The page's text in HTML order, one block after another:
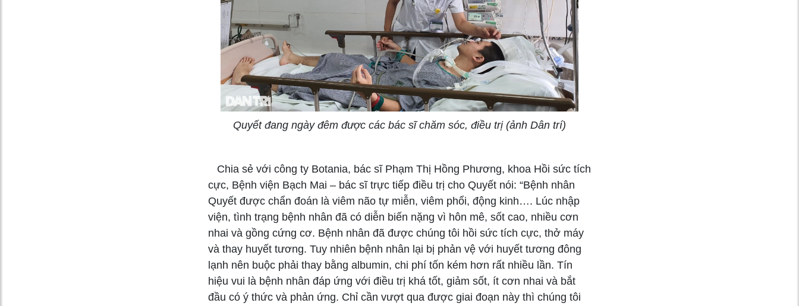
Quyết đang ngày đêm được các bác sĩ chăm sóc, điều trị (ảnh Dân trí)
Chia sẻ với công ty Botania, bác sĩ Phạm Thị Hồng Phương, khoa Hồi sức tích
cực, Bệnh viện Bạch Mai – bác sĩ trực tiếp điều trị cho Quyết nói: “Bệnh nhân
Quyết được chẩn đoán là viêm não tự miễn, viêm phổi, động kinh…. Lúc nhập
viện, tình trạng bệnh nhân đã có diễn biến nặng vì hôn mê, sốt cao, nhiều cơn
nhai và gồng cứng cơ. Bệnh nhân đã được chúng tôi hồi sức tích cực, thở máy
và thay huyết tương. Tuy nhiên bệnh nhân lại bị phản vệ với huyết tương đông
lạnh nên buộc phải thay bằng albumin, chi phí tốn kém hơn rất nhiều lần. Tín
hiệu vui là bệnh nhân đáp ứng với điều trị khá tốt, giảm sốt, ít cơn nhai và bắt
đầu có ý thức và phản ứng. Chỉ cần vượt qua được giai đoạn này thì chúng tôi